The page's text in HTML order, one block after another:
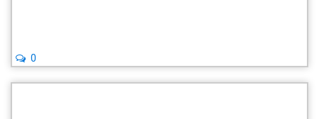
0